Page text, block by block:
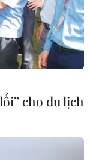
cho du lịch